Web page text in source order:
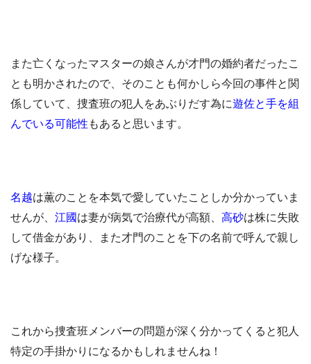
また亡くなったマスターの娘さんが才門の婚約者だったこ
とも明かされたので、そのことも何かしら今回の事件と関
係していて、捜査班の犯人をあぶりだす為に遊佐と手を組
んでいる可能性 もあると思います。
名越は薫のことを本気で愛していたことしか分かっていま
せんが、 江國は妻が病気で治療代が高額、 高砂は株に失敗
して借金があり、また才門のことを下の名前で呼んで親し
げな様子。
これから捜査班メンバーの問題が深く分かってくると犯人
特定の手掛かりになるかもしれませんね！